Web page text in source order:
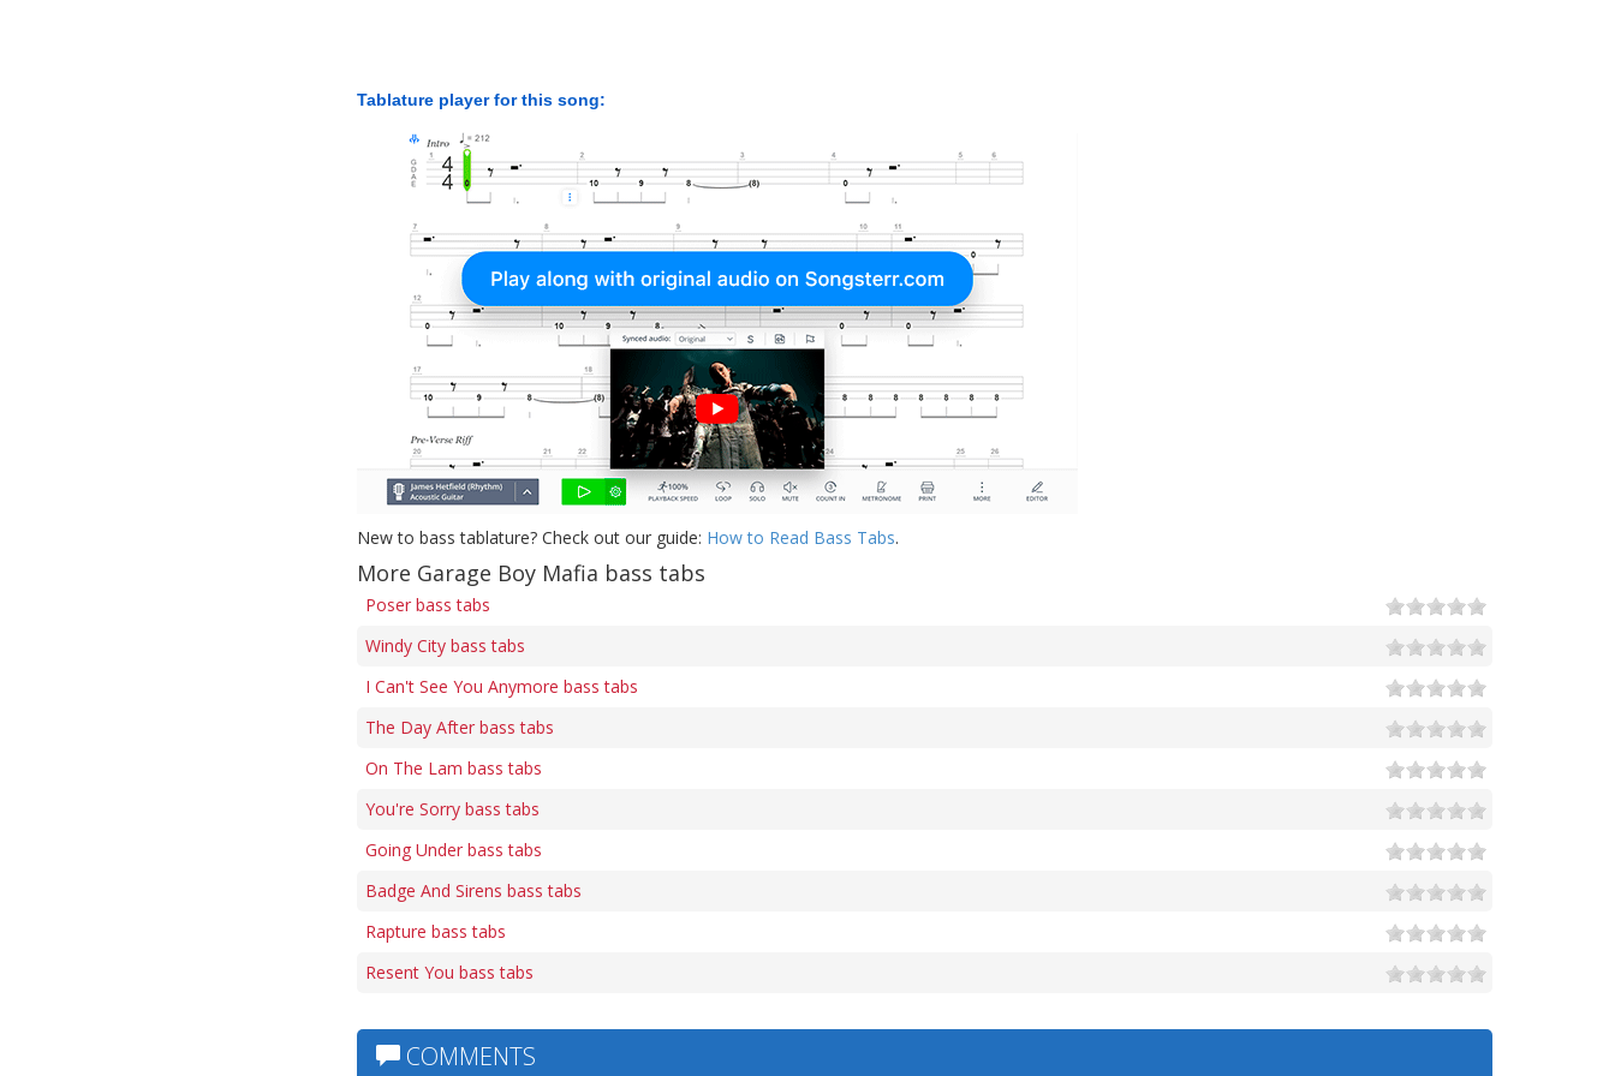
Tablature player for this song:
New to bass tablature? Check out our guide: How to Read Bass Tabs.
More Garage Boy Mafia bass tabs
Poser bass tabs
Windy City bass tabs
I Can't See You Anymore bass tabs
The Day After bass tabs
On The Lam bass tabs
You're Sorry bass tabs
Going Under bass tabs
Badge And Sirens bass tabs
Rapture bass tabs
Resent You bass tabs
COMMENTS